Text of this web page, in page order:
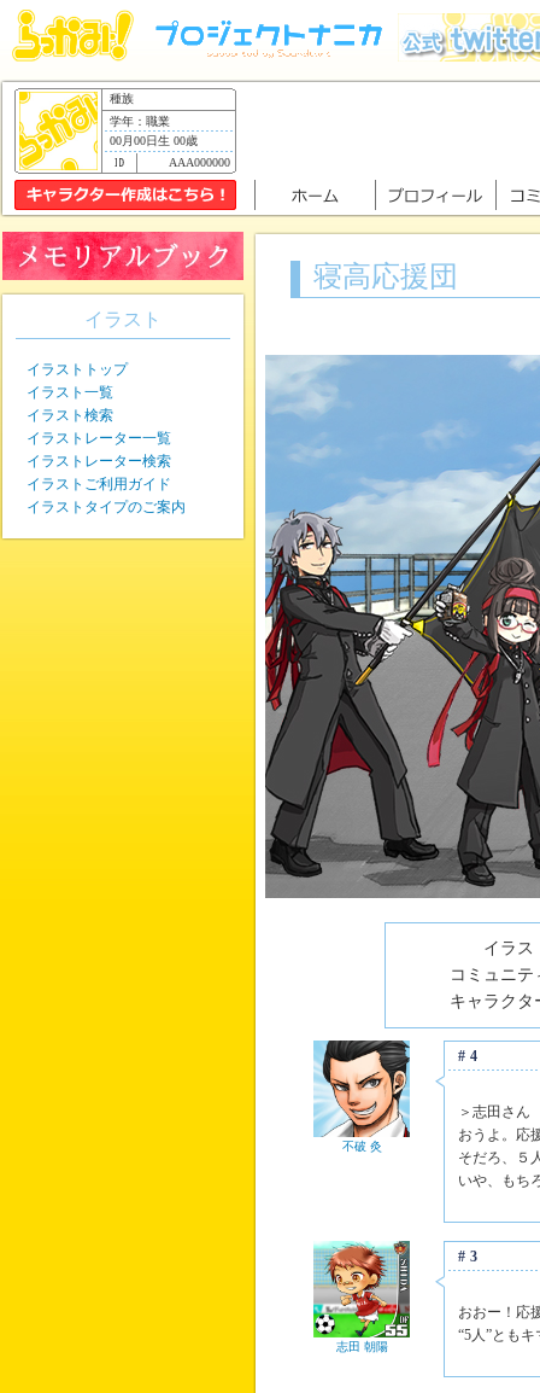
種族
学年：職業
00月00日生 00歳
AAA000000
寝高応援団
イラス
コミュニテ
キャラクタ
不破 灸
#4
＞志田さん
おうよ。応
そだろ、５
いや、もち
志田 朝陽
#3
おおー！応
“5人”とも
イラスト
イラストトップ
イラスト一覧
イラスト検索
イラストレーター一覧
イラストレーター検索
イラストご利用ガイド
イラストタイプのご案内